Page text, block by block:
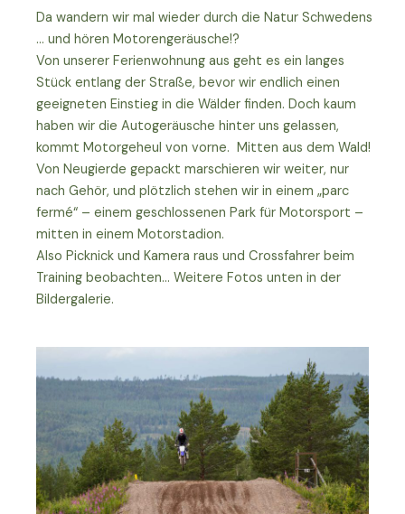
Da wandern wir mal wieder durch die Natur Schwedens
… und hören Motorengeräusche!?
Von unserer Ferienwohnung aus geht es ein langes
Stück entlang der Straße, bevor wir endlich einen
geeigneten Einstieg in die Wälder finden. Doch kaum
haben wir die Autogeräusche hinter uns gelassen,
kommt Motorgeheul von vorne. Mitten aus dem Wald!
Von Neugierde gepackt marschieren wir weiter, nur
nach Gehör, und plötzlich stehen wir in einem „parc
fermé“ – einem geschlossenen Park für Motorsport –
mitten in einem Motorstadion.
Also Picknick und Kamera raus und Crossfahrer beim
Training beobachten… Weitere Fotos unten in der
Bildergalerie.